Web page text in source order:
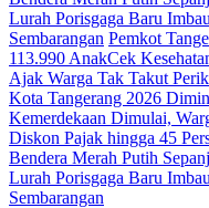
Lurah Porisgaga Baru
Sembarangan Pemkot
113.990 AnakCek
Ajak Warga Tak Takut
Kota Tangerang 2026
Kemerdekaan Dimulai,
Diskon Pajak hingga 45
Bendera Merah Putih
Lurah Porisgaga Baru
Sembarangan